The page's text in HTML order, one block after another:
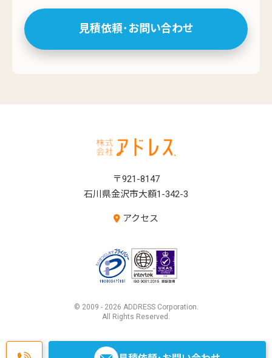
見積依頼･お問い合わせ
〒921-8147
石川県金沢市大額1-342-3
アクセス
© 2009 - 2026 ADDRESS Corporation.
All Rights Reserved.